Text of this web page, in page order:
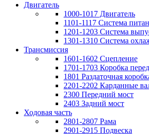
Двигатель
1000-1017 Двигатель
1101-1117 Система
1201-1203 Система
1301-1310 Система
Трансмиссия
1601-1602 Сцепление
1701-1703 Коробка
1801 Раздаточная
2201-2202 Карданные
2300 Передний мост
2403 Задний мост
Ходовая часть
2801-2807 Рама
2901-2915 Подвеска